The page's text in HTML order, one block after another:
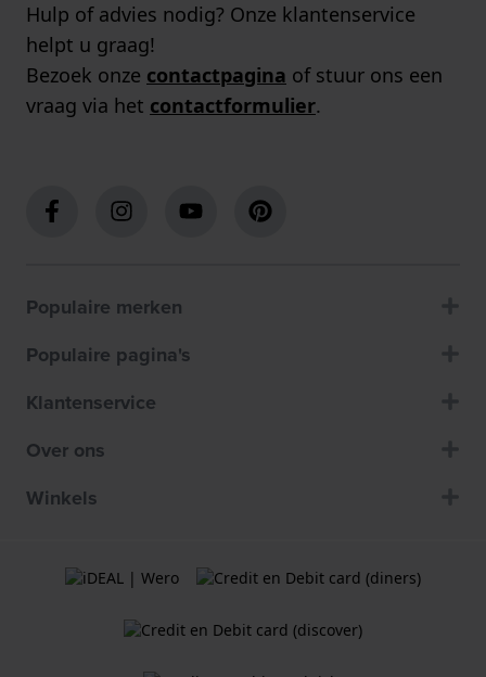
Hulp of advies nodig? Onze klantenservice
helpt u graag!
Bezoek onze contactpagina of stuur ons een
vraag via het contactformulier.
Populaire merken
Populaire pagina's
Klantenservice
Over ons
Winkels